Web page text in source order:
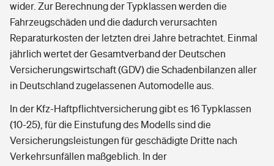
wider. Zur Berechnung der Typklassen werden die
Fahrzeugschäden und die dadurch verursachten
Reparaturkosten der letzten drei Jahre betrachtet. Einmal
jährlich wertet der Gesamtverband der Deutschen
Versicherungswirtschaft (GDV) die Schadenbilanzen aller
in Deutschland zugelassenen Automodelle aus.
In der Kfz-Haftpflichtversicherung gibt es 16 Typklassen
(10-25), für die Einstufung des Modells sind die
Versicherungsleistungen für geschädigte Dritte nach
Verkehrsunfällen maßgeblich. In der